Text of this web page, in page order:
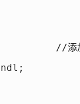
//添加